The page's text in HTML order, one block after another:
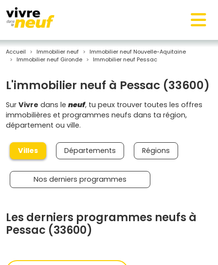
Accueil Immobilier neuf
Immobilier neuf Nouvelle-Aquitaine
Immobilier neuf Gironde
Immobilier neuf Pessac
L'immobilier neuf à Pessac (33600)
Sur Vivre dans le neuf, tu peux trouver toutes les offres
immobilières et programmes neufs dans ta région,
département ou ville.
Villes Départements Régions
Nos derniers programmes
Les derniers programmes neufs à
Pessac (33600)